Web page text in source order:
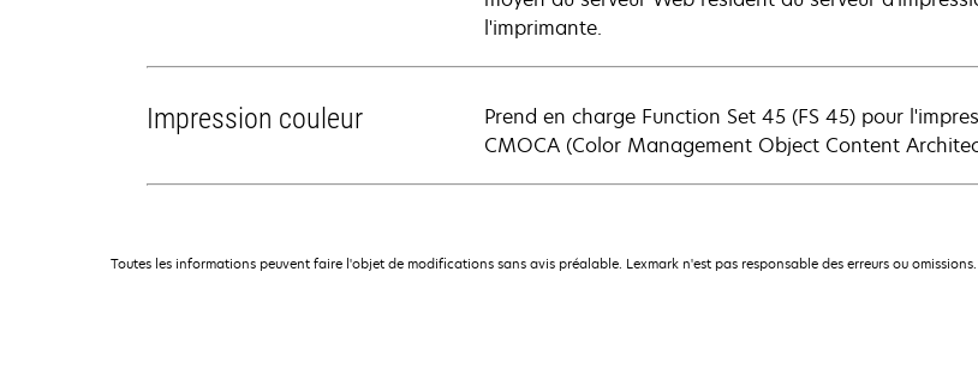
l'imprimante.
Impression couleur
Prend en charge Function Set 45 (FS 45) pour
CMOCA (Color Management Object Content
Toutes les informations peuvent faire l'objet de modifications sans avis préalable. Lexmark n'est pas responsable des erreurs ou omissions.